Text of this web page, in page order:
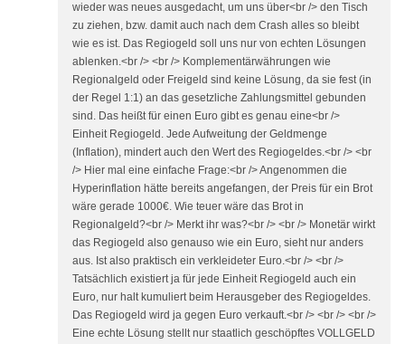
wieder was neues ausgedacht, um uns über<br /> den Tisch
zu ziehen, bzw. damit auch nach dem Crash alles so bleibt
wie es ist. Das Regiogeld soll uns nur von echten Lösungen
ablenken.<br /> <br /> Komplementärwährungen wie
Regionalgeld oder Freigeld sind keine Lösung, da sie fest (in
der Regel 1:1) an das gesetzliche Zahlungsmittel gebunden
sind. Das heißt für einen Euro gibt es genau eine<br />
Einheit Regiogeld. Jede Aufweitung der Geldmenge
(Inflation), mindert auch den Wert des Regiogeldes.<br /> <br
/> Hier mal eine einfache Frage:<br /> Angenommen die
Hyperinflation hätte bereits angefangen, der Preis für ein Brot
wäre gerade 1000€. Wie teuer wäre das Brot in
Regionalgeld?<br /> Merkt ihr was?<br /> <br /> Monetär wirkt
das Regiogeld also genauso wie ein Euro, sieht nur anders
aus. Ist also praktisch ein verkleideter Euro.<br /> <br />
Tatsächlich existiert ja für jede Einheit Regiogeld auch ein
Euro, nur halt kumuliert beim Herausgeber des Regiogeldes.
Das Regiogeld wird ja gegen Euro verkauft.<br /> <br /> <br />
Eine echte Lösung stellt nur staatlich geschöpftes VOLLGELD